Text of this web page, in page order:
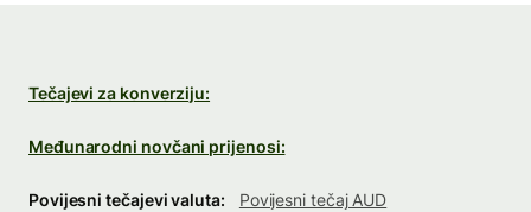
Tečajevi za konverziju:
Međunarodni novčani prijenosi:
Povijesni tečajevi valuta:
Povijesni tečaj AUD